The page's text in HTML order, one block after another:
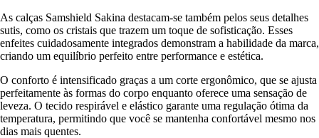
As calças Samshield Sakina destacam-se também pelos seus detalhes
sutis, como os cristais que trazem um toque de sofisticação. Esses
enfeites cuidadosamente integrados demonstram a habilidade da marca,
criando um equilíbrio perfeito entre performance e estética.
O conforto é intensificado graças a um corte ergonômico, que se ajusta
perfeitamente às formas do corpo enquanto oferece uma sensação de
leveza. O tecido respirável e elástico garante uma regulação ótima da
temperatura, permitindo que você se mantenha confortável mesmo nos
dias mais quentes.